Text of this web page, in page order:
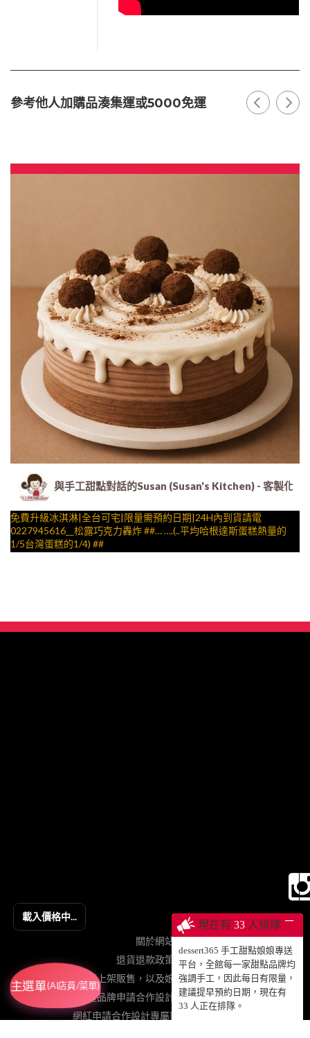
參考他人加購品湊集運或5000免運
與手工甜點對話的Susan (Susan's Kitchen) - 客製化
免費升級冰淇淋|全台可宅|限量需預約日期|24H內到貨請電
0227945616__松露巧克力轟炸 ##… ….(..平均哈根達斯蛋糕熱量的
1/5台灣蛋糕的1/4) ##
現在有 33 人排隊 ─
dessert365 手工甜點娘娘專送
平台，全館每一家甜點品牌均
強調手工，因此每日有限量，
建議提早預約日期，現在有
33 人正在排隊。
關於網站
退貨退款政策契約
烘焙品牌申請上架販售，以及娘娘專送、動蛋糕授權等
插畫品牌申請合作設計手工甜點販售
網紅申請合作設計專屬影片動蛋糕販售
載入價格中...
主選單(AI店員/菜單)